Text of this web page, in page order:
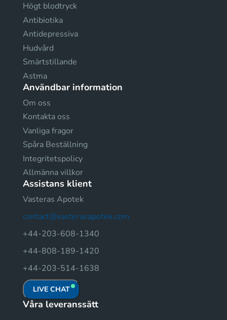
Högt blodtryck
Antibiotika
Antidepressiva
Hudvård
Smärtstillande
Astma
Användbar information
Om oss
Kontakta oss
Vanliga fragor
Spåra Beställning
Integritetspolicy
Allmänna villkor
Assistans klient
Vasteras Apotek
contact@vasterasapotek.com
+44-203-608-1340
+44-808-189-1420
+44-203-514-1638
LIVE CHAT
Våra leveranssätt